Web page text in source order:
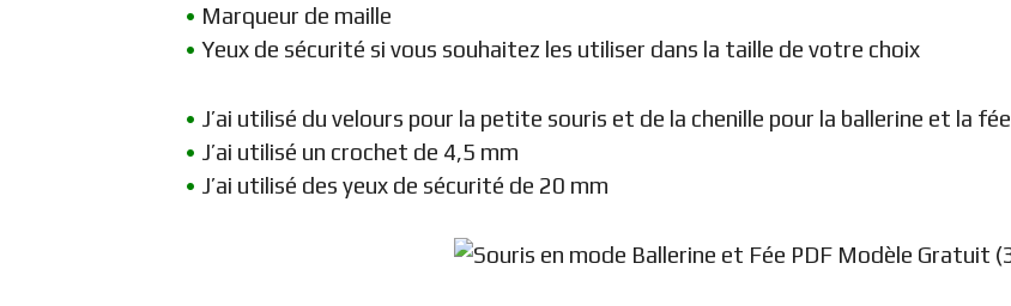
• Marqueur de maille
• Yeux de sécurité si vous souhaitez les utiliser dans la taille de votre choix
• J’ai utilisé du velours pour la petite souris et de la chenille pour la ballerine et la fée
• J’ai utilisé un crochet de 4,5 mm
• J’ai utilisé des yeux de sécurité de 20 mm